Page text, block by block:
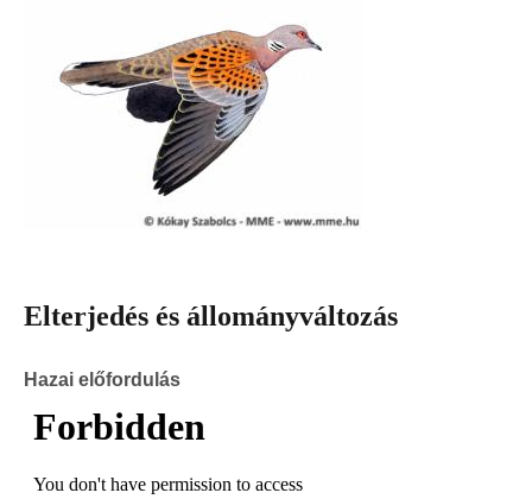
Elterjedés és állományváltozás
Hazai előfordulás